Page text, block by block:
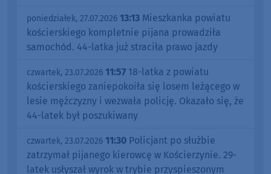
poniedziałek, 27.07.2026 13:13 Mieszkanka powiatu
kościerskiego kompletnie pijana prowadziła
samochód. 44-latka już straciła prawo jazdy
czwartek, 23.07.2026 11:57 18-latka z powiatu
kościerskiego zaniepokoiła się losem leżącego w
lesie mężczyzny i wezwała policję. Okazało się, że
44-latek był poszukiwany
czwartek, 23.07.2026 11:30 Policjant po służbie
zatrzymał pijanego kierowcę w Kościerzynie. 29-
latek usłyszał wyrok w trybie przyspieszonym